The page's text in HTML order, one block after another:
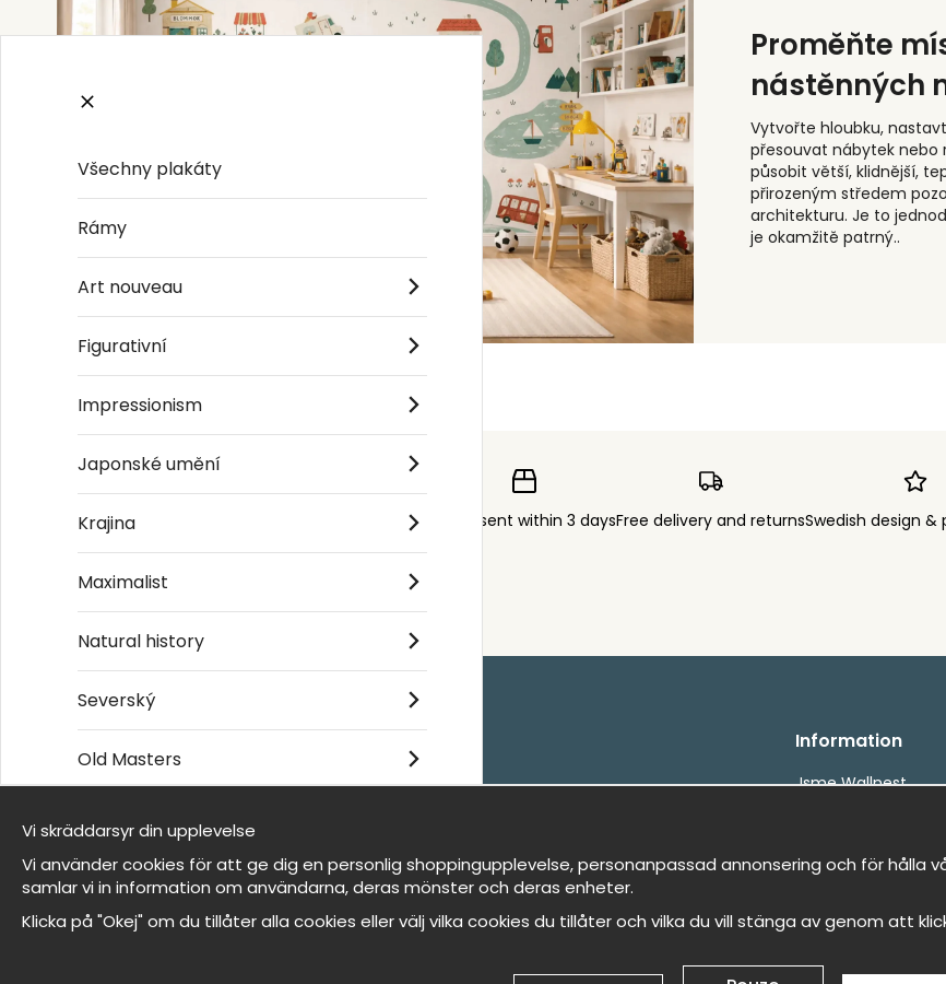
Proměňte
nástěnných
Vytvořte hloubku,
přesouvat nábytek
působit větší, klidnější,
přirozeným středem
architekturu. Je to
je okamžitě patrný..
Order sent within 3 daysFree delivery and returnsSwedish design &
Kontakta oss
- Leverans - enkelt, snabbt &amp; gratis
Om cookies
Information
Jsme Wallnest
Všechny plakáty
Rámy
Art nouveau
Figurativní
Impressionism
Japonské umění
Krajina
Maximalist
Natural history
Severský
Old Masters
Jsme Wallnest
FAQ
Vi skräddarsyr din upplevelse
Vi använder cookies för att ge dig en personlig shoppingupplevelse, personanpassad annonsering och för hålla
samlar vi in information om användarna, deras mönster och deras enheter.
Klicka på "Okej" om du tillåter alla cookies eller välj vilka cookies du tillåter och vilka du vill stänga av genom att